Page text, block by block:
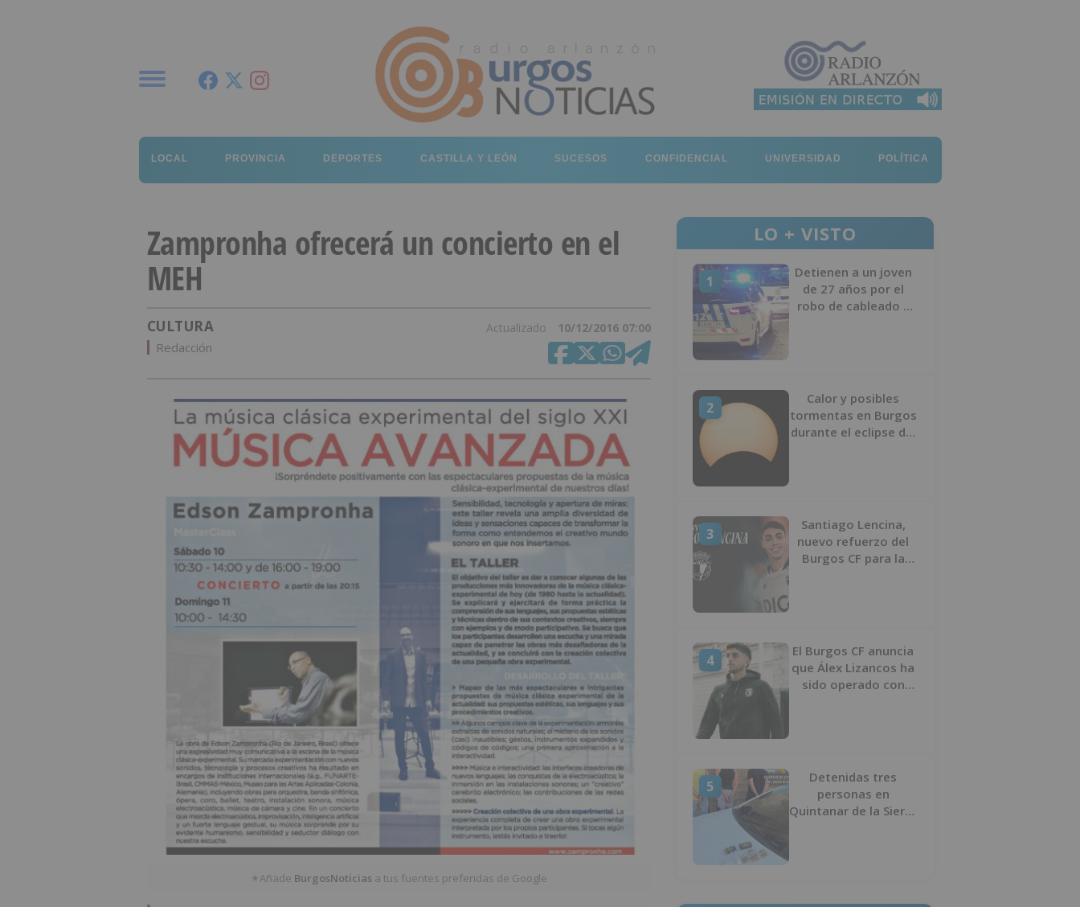
LOCAL PROVINCIA DEPORTES CASTILLA Y LEÓN SUCESOS CONFIDENCIAL UNIVERSIDAD POLÍTICA
Zampronha ofrecerá un concierto en el
MEH
CULTURA Actualizado 10/12/2016 07:00
Redacción
★ Añade BurgosNoticias a tus fuentes preferidas de Google
LO + VISTO
1
Detienen a un joven
de 27 años por el
robo de cableado y
2
Calor y posibles
tormentas en Burgos
durante el eclipse del
3
Santiago Lencina,
nuevo refuerzo del
Burgos CF para la
4
El Burgos CF anuncia
que Álex Lizancos ha
sido operado con
5
Detenidas tres
personas en
Quintanar de la Sierra